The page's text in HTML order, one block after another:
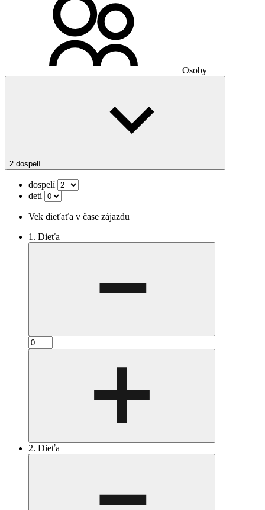
Osoby
2 dospelí
dospelí
deti
Vek dieťaťa v čase zájazdu
1. Dieťa
2. Dieťa